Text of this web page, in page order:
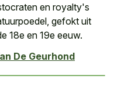
en royalty's
gefokt uit
18e en 19e eeuw.
De Geurhond